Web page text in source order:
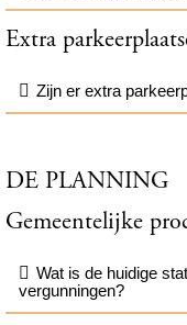
Extra
Zijn er extra
DE PLANNING
Gemeentelijke
Wat is de huidige
vergunningen?